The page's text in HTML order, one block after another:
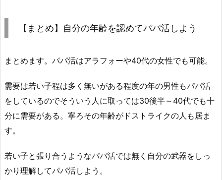
【まとめ】自分の年齢を認めてパパ活しよう
まとめます。パパ活はアラフォーや40代の女性でも可能。
需要は若い子程は多く無いがある程度の年の男性もパパ活
をしているのでそういう人に取っては30後半～40代でも十
分に需要がある。寧ろその年齢がドストライクの人も居ま
す。
若い子と張り合うようなパパ活では無く自分の武器をしっ
かり理解してパパ活しよう。